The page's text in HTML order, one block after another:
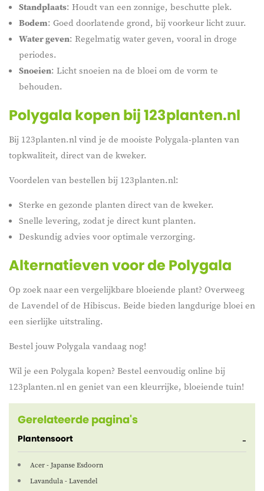
Standplaats: Houdt van een zonnige, beschutte plek.
Bodem: Goed doorlatende grond, bij voorkeur licht zuur.
Water geven: Regelmatig water geven, vooral in droge
periodes.
Snoeien: Licht snoeien na de bloei om de vorm te
behouden.
Polygala kopen bij 123planten.nl
Bij 123planten.nl vind je de mooiste Polygala-planten van
topkwaliteit, direct van de kweker.
Voordelen van bestellen bij 123planten.nl:
Sterke en gezonde planten direct van de kweker.
Snelle levering, zodat je direct kunt planten.
Deskundig advies voor optimale verzorging.
Alternatieven voor de Polygala
Op zoek naar een vergelijkbare bloeiende plant? Overweeg
de Lavendel of de Hibiscus. Beide bieden langdurige bloei en
een sierlijke uitstraling.
Bestel jouw Polygala vandaag nog!
Wil je een Polygala kopen? Bestel eenvoudig online bij
123planten.nl en geniet van een kleurrijke, bloeiende tuin!
Gerelateerde pagina's
Plantensoort
Acer - Japanse Esdoorn
Lavandula - Lavendel